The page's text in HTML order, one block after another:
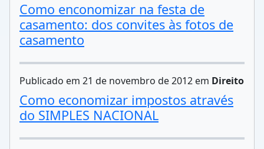
Como enconomizar na festa de
casamento: dos convites às fotos de
casamento
Publicado em 21 de novembro de 2012 em Direito
Como economizar impostos através
do SIMPLES NACIONAL